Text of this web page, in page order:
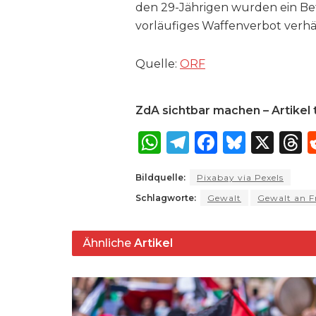
den 29-Jährigen wurden ein
vorläufiges Waffenverbot
Quelle: ORF
ZdA sichtbar machen – Artikel
W
a
ts
A
p
p
T
e
g
ra
m
F
c
e
b
o
o
k
B
e
k
y
X
T
a
d
s
Bildquelle:
Pixabay via Pexels
Schlagworte:
Gewalt Gewalt an
Ähnliche Artikel